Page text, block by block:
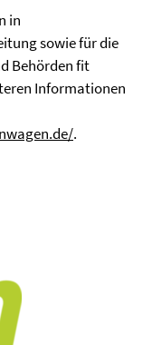
in
sowie für die
Behörden fit
Informationen
.